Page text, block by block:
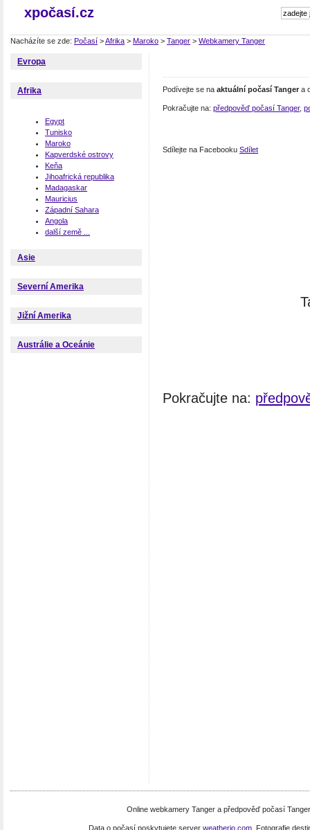
xpočasí.cz
Nacházíte se zde: Počasí >Afrika > Maroko > Tanger > Webkamery Tanger
Evropa
Afrika
Egypt
Tunisko
Maroko
Kapverdské ostrovy
Keňa
Jihoafrická republika
Madagaskar
Mauricius
Západní Sahara
Angola
další země ...
Asie
Severní Amerika
Jižní Amerika
Austrálie a Oceánie
Podívejte se na aktuální počasí Tanger a
Pokračujte na: předpověď počasí Tanger,
Sdílejte na Facebooku Sdílet
Pokračujte na:
Online webkamery Tanger a předpověď počasí
Data o počasí poskytujete server weatherio.com. Fotografie